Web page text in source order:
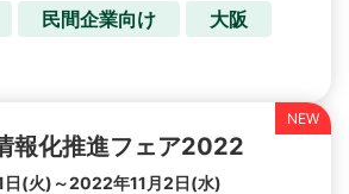
民間企業向け
大阪
報化推進フェア2022
日(火)～2022年11月2日(水)